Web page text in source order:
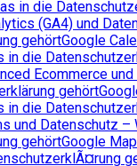
in die
(GA4) und
gehörtGoogle
in die
Ecommerce
gehört
in die
und Datenschutz –
gehörtGoogle